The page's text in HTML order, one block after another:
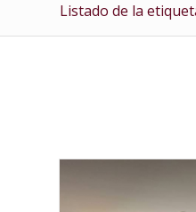
Listado de la